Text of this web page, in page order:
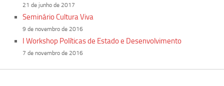
21 de junho de 2017
Seminário Cultura Viva
9 de novembro de 2016
I Workshop Políticas de Estado e Desenvolvimento​
7 de novembro de 2016